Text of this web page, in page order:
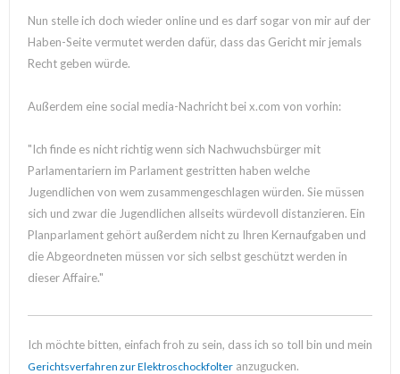
Nun stelle ich doch wieder online und es darf sogar von mir auf der
Haben-Seite vermutet werden dafür, dass das Gericht mir jemals
Recht geben würde.
Außerdem eine social media-Nachricht bei x.com von vorhin:
"Ich finde es nicht richtig wenn sich Nachwuchsbürger mit
Parlamentariern im Parlament gestritten haben welche
Jugendlichen von wem zusammengeschlagen würden. Sie müssen
sich und zwar die Jugendlichen allseits würdevoll distanzieren. Ein
Planparlament gehört außerdem nicht zu Ihren Kernaufgaben und
die Abgeordneten müssen vor sich selbst geschützt werden in
dieser Affaire."
Ich möchte bitten, einfach froh zu sein, dass ich so toll bin und mein
Gerichtsverfahren zur Elektroschockfolter anzugucken.